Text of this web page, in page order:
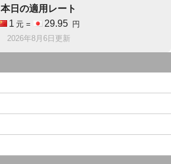
本日の適用レート
1 元 = 29.95
円
2026年8月6日更新